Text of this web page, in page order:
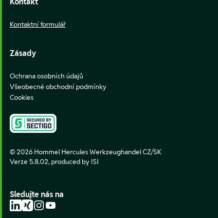
Kontaktní formulář
Zásady
Ochrana osobních údajů
Všeobecné obchodní podmínky
Cookies
© 2026 Hommel Hercules Werkzeughandel CZ/SK
Verze 5.8.02, produced by ISI
Sledujte nás na
LinkedIn
XingInstagram
YouTube